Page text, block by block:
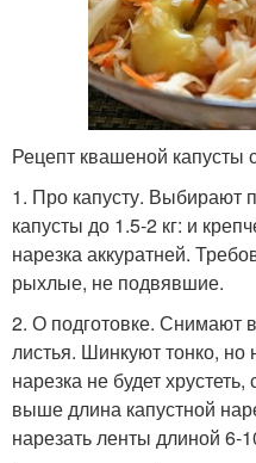
Рецепт квашеной
1. Про капусту. Выбирают
капусты до 1.5-2 кг: и
нарезка аккуратней.
рыхлые, не подвявшие.
2. О подготовке. Снимают
листья. Шинкуют тонко, но
нарезка не будет
выше длина капустной
нарезать ленты длиной 6-